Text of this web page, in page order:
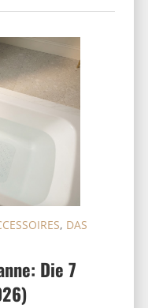
Die 7
, DAS